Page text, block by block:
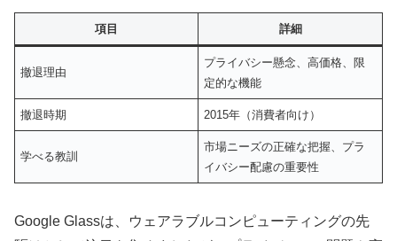
項目 詳細
撤退理由
プライバシー懸念、高価格、限
定的な機能
撤退時期 2015年（消費者向け）
学べる教訓
市場ニーズの正確な把握、プラ
イバシー配慮の重要性
Google Glassは、ウェアラブルコンピューティングの先